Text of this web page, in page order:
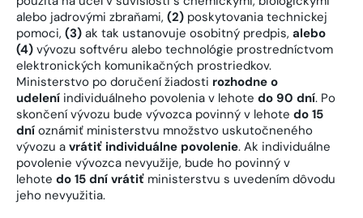
alebo jadrovými zbraňami, (2) poskytovania technickej
pomoci, (3) ak tak ustanovuje osobitný predpis, alebo
(4) vývozu softvéru alebo technológie prostredníctvom
elektronických komunikačných prostriedkov.
Ministerstvo po doručení žiadosti rozhodne o
udelení individuálneho povolenia v lehote do 90 dní. Po
skončení vývozu bude vývozca povinný v lehote do 15
dní oznámiť ministerstvu množstvo uskutočneného
vývozu a vrátiť individuálne povolenie. Ak individuálne
povolenie vývozca nevyužije, bude ho povinný v
lehote do 15 dní vrátiť ministerstvu s uvedením dôvodu
jeho nevyužitia.